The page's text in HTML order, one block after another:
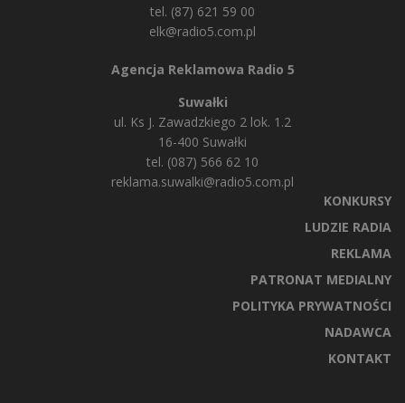
tel. (87) 621 59 00
elk@radio5.com.pl
Agencja Reklamowa Radio 5
Suwałki
ul. Ks J. Zawadzkiego 2 lok. 1.2
16-400 Suwałki
tel. (087) 566 62 10
reklama.suwalki@radio5.com.pl
KONKURSY
LUDZIE RADIA
REKLAMA
PATRONAT MEDIALNY
POLITYKA PRYWATNOŚCI
NADAWCA
KONTAKT